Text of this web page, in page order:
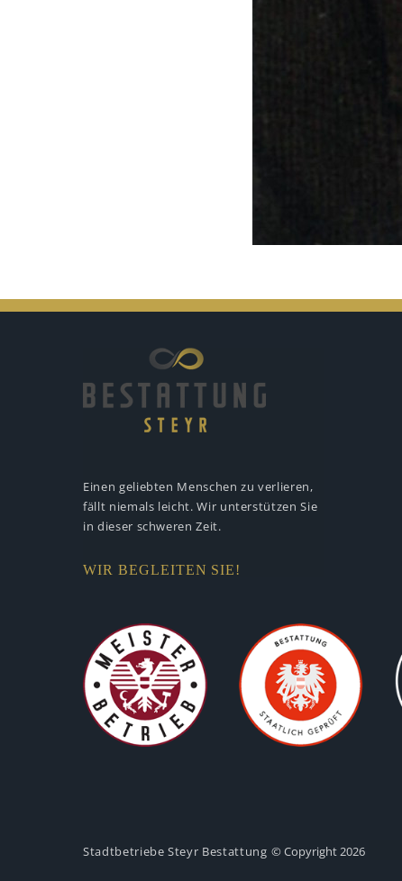
Einen geliebten Menschen zu verlieren,
fällt niemals leicht. Wir unterstützen Sie
in dieser schweren Zeit.
WIR BEGLEITEN SIE!
Stadtbetriebe Steyr Bestattung © Copyright 2026